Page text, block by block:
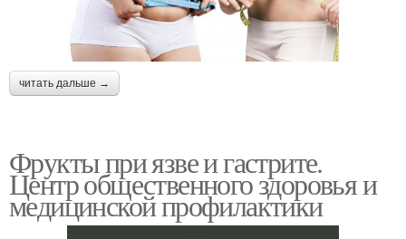
читать дальше →
Фрукты при язве и гастрите.
Центр общественного здоровья и
медицинской профилактики